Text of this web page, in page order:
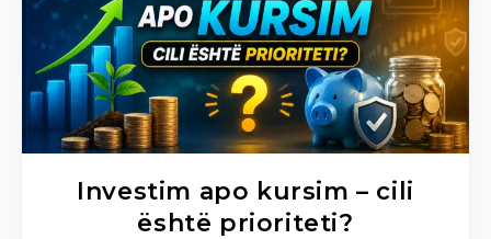
Investim apo kursim – cili
është prioriteti?